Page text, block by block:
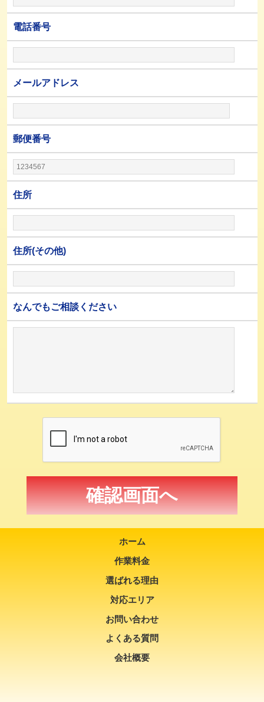
電話番号
メールアドレス
郵便番号
住所
住所(その他)
なんでもご相談ください
ホーム
作業料金
選ばれる理由
対応エリア
お問い合わせ
よくある質問
会社概要